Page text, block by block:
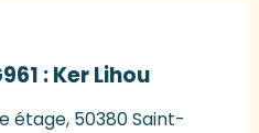
: Ker Lihou
étage, 50380 Saint-